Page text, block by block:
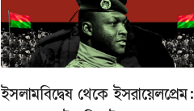
ইসলামবিদ্বেষ থেকে ইসরায়েলপ্রেম: